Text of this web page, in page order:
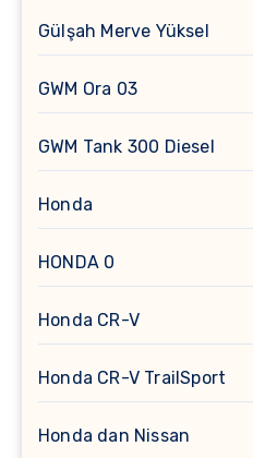
Gülşah Merve Yüksel
GWM Ora 03
GWM Tank 300 Diesel
Honda
HONDA 0
Honda CR-V
Honda CR-V TrailSport
Honda dan Nissan